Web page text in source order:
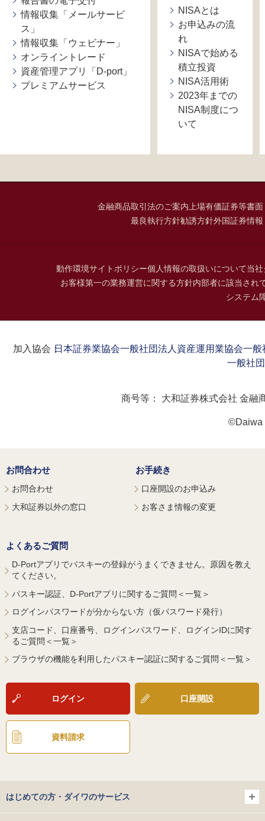
情報収集「メールサービ
ス」
情報収集「ウェビナー」
オンライントレード
資産管理アプリ「D-port」
プレミアムサービス
NISAとは
お申込みの流
れ
NISAで始める
積立投資
NISA活用術
2023年までの
NISA制度につ
いて
金融商品取引法のご案内 上場有価証券等書
最良執行方針勧誘方針外国証券情
動作環境サイトポリシー個人情報の取扱いについて当
お客様第一の業務運営に関する方針内部者に該当され
システム
加入協会：日本証券業協会一般社団法人資産運用業協会一般
一般社
商号等： 大和証券株式会社 金融
©Daiwa
お問合わせ
お問合わせ
大和証券以外の窓口
お手続き
口座開設のお申込み
お客さま情報の変更
よくあるご質問
D-Portアプリでパスキーの登録がうまくできません。原因を教え
てください。
パスキー認証、D-Portアプリに関するご質問＜一覧＞
ログインパスワードが分からない方（仮パスワード発行）
支店コード、口座番号、ログインパスワード、ログインIDに関す
るご質問＜一覧＞
ブラウザの機能を利用したパスキー認証に関するご質問＜一覧＞
ログイン 口座開設
資料請求
はじめての方・ダイワのサービス